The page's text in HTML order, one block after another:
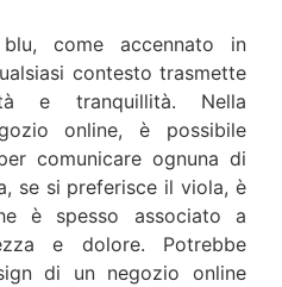
come accennato in
contesto trasmette
e tranquillità. Nella
online, è possibile
comunicare ognuna di
se si preferisce il viola, è
è spesso associato a
e dolore. Potrebbe
di un negozio online